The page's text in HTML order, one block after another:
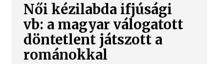
Női kézilabda ifjúsági
vb: a magyar válogatott
döntetlent játszott a
románokkal